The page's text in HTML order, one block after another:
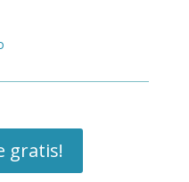
gratis!